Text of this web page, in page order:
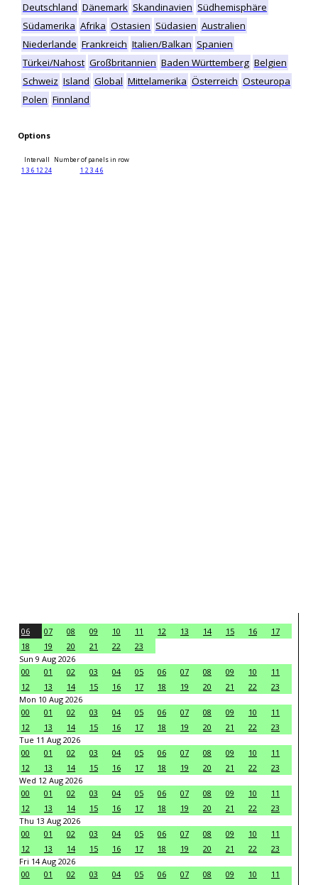
Deutschland Dänemark Skandinavien Südhemisphäre
Südamerika Afrika Ostasien Südasien Australien
Niederlande Frankreich Italien/Balkan Spanien
Türkei/Nahost Großbritannien Baden Württemberg Belgien
Schweiz Island Global Mittelamerika Österreich Osteuropa
Polen Finnland
Options
Intervall
1 3 6 1224
Number of panels in row
1 23 46
06 07 08 09 10 11 12 13 14 15 16
17
18
19 20 21 22
23
Sun 9 Aug 2026
00
01 02 03 04 05 06 07 08 09 10
11
12
13 14 15 16 17 18 19 20 21 22
23
Mon 10 Aug 2026
00
01 02 03 04 05 06 07 08 09 10
11
12
13 14 15 16 17 18 19 20 21 22
23
Tue 11 Aug 2026
00
01 02 03 04 05 06 07 08 09 10
11
12
13 14 15 16 17 18 19 20 21 22
23
Wed 12 Aug 2026
00
01 02 03 04 05 06 07 08 09 10
11
12
13 14 15 16 17 18 19 20 21 22
23
Thu 13 Aug 2026
00
01 02 03 04 05 06 07 08 09 10
11
12
13 14 15 16 17 18 19 20 21 22
23
Fri 14 Aug 2026
00
01 02 03 04 05 06 07 08 09 10
11